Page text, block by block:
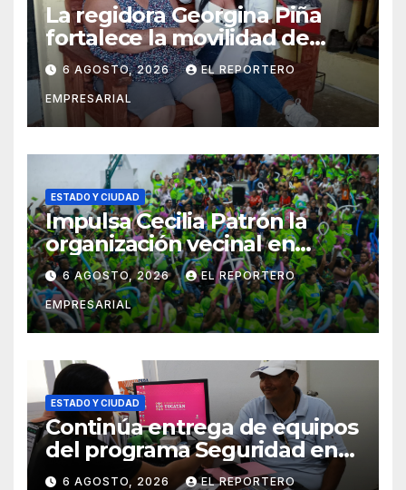
La regidora Georgina Piña
fortalece la movilidad de
adultos mayores con la
entrega de aparatos
ortopédicos
6 AGOSTO, 2026 EL REPORTERO
EMPRESARIAL
ESTADO Y CIUDAD
Impulsa Cecilia Patrón la
organización vecinal en
Mérida y suma a comités de
vigilancia en la prevención
social del delito
6 AGOSTO, 2026 EL REPORTERO
EMPRESARIAL
ESTADO Y CIUDAD
Continúa entrega de equipos
del programa Seguridad en
el Mar
6 AGOSTO, 2026 EL REPORTERO